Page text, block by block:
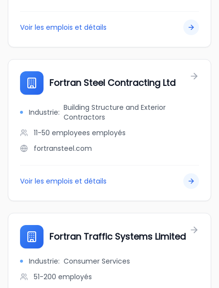
Voir les emplois et détails
Fortran Steel Contracting Ltd
Industrie: Building Structure and Exterior
Contractors
11-50 employees employés
fortransteel.com
Voir les emplois et détails
Fortran Traffic Systems Limited
Industrie: Consumer Services
51-200 employés